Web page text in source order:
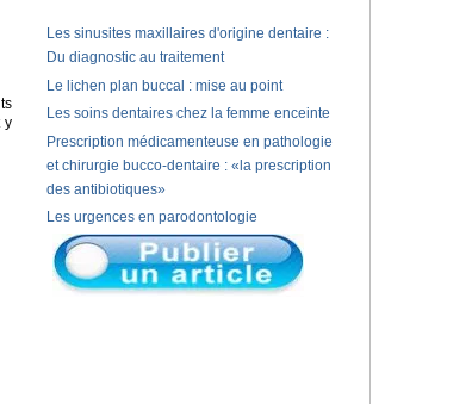
y
Les sinusites maxillaires d'origine dentaire :
Du diagnostic au traitement
Le lichen plan buccal : mise au point
Les soins dentaires chez la femme enceinte
Prescription médicamenteuse en pathologie
et chirurgie bucco-dentaire : «la prescription
des antibiotiques»
Les urgences en parodontologie